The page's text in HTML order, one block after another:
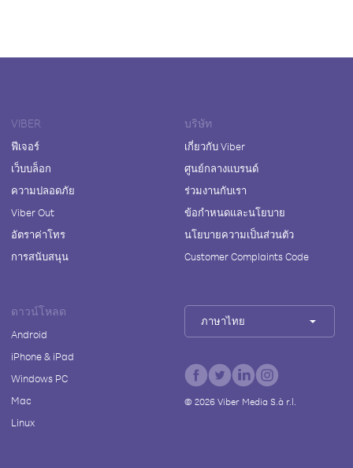
VIBER
ฟีเจอร์
เว็บบล็อก
ความปลอดภัย
Viber Out
อัตราค่าโทร
การสนับสนุน
บริษัท
เกี่ยวกับ Viber
ศูนย์กลางแบรนด์
ร่วมงานกับเรา
ข้อกำหนดและนโยบาย
นโยบายความเป็นส่วนตัว
Customer Complaints Code
ดาวน์โหลด
Android
iPhone & iPad
Windows PC
Mac
Linux
ภาษาไทย
© 2026Viber Media S.à r.l.